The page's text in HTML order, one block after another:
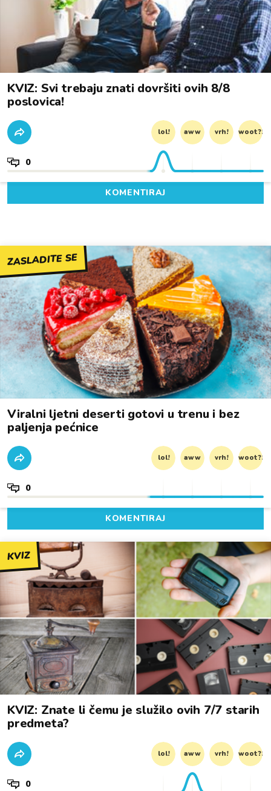
KVIZ: Svi trebaju znati dovršiti ovih 8/8
poslovica!
lol! aww vrh! woot?!
0
KOMENTIRAJ
ZASLADITE SE
Viralni ljetni deserti gotovi u trenu i bez
paljenja pećnice
lol! aww vrh! woot?!
0
KOMENTIRAJ
KVIZ
KVIZ: Znate li čemu je služilo ovih 7/7 starih
predmeta?
lol! aww vrh! woot?!
0